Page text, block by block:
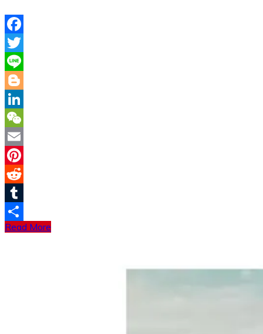
Facebook
Twitter
Line
Blogger
LinkedIn
WeChat
Email
Pinterest
Reddit
Tumblr
分
Read More